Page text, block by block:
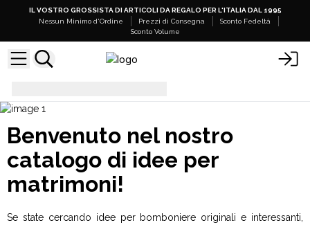
IL VOSTRO GROSSISTA DI ARTICOLI DA REGALO PER L'ITALIA DAL 1995
Nessun Minimo d'Ordine
Prezzi di Consegna
Sconto Fedeltà
Sconto Volume
Benvenuto nel nostro
catalogo di idee per
matrimoni!
Se state cercando idee per bomboniere originali e interessanti,